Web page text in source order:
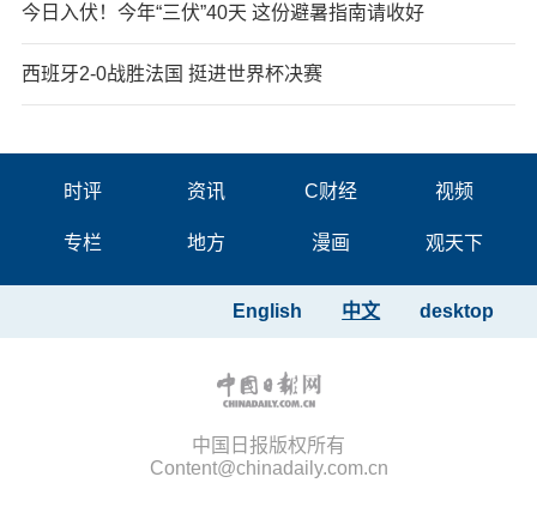
今日入伏！今年“三伏”40天 这份避暑指南请收好
西班牙2-0战胜法国 挺进世界杯决赛
时评 资讯 C财经 视频
专栏 地方 漫画 观天下
desktop
中文
English
中国日报版权所有
Content@chinadaily.com.cn